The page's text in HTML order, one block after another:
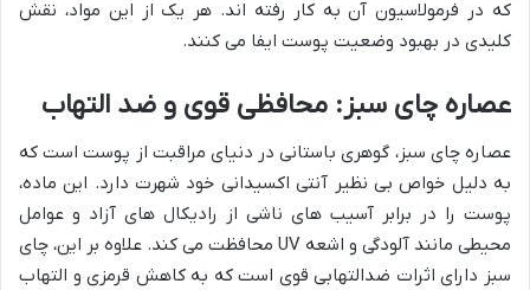
که در فرمولاسیون آن به کار رفته اند. هر یک از این مواد، نقش
کلیدی در بهبود وضعیت پوست ایفا می کنند.
عصاره چای سبز: محافظی قوی و ضد التهاب
عصاره چای سبز، گوهری باستانی در دنیای مراقبت از پوست است که
به دلیل خواص بی نظیر آنتی اکسیدانی خود شهرت دارد. این ماده،
پوست را در برابر آسیب های ناشی از رادیکال های آزاد و عوامل
محیطی مانند آلودگی و اشعه UV محافظت می کند. علاوه بر این، چای
سبز دارای اثرات ضدالتهابی قوی است که به کاهش قرمزی و التهاب